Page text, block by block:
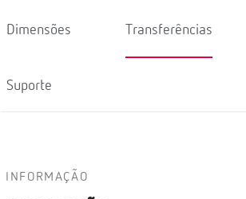
Dimensões Transferências
Suporte
INFORMAÇÃO